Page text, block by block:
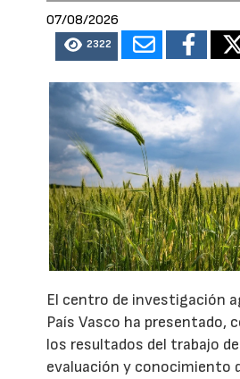
07/08/2026
2322
El centro de investigación
País Vasco ha presentado,
los resultados del trabajo
evaluación y conocimiento